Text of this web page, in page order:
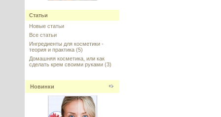
Ectoin (Эктоин), КНР
---------
Фитосфингозин
(Phytosphingosine), Германия,
Evonik
---------
Статьи
Новые статьи
Все статьи
Ингредиенты для косметики -
теория и практика (5)
Домашняя косметика, или как
сделать крем своими руками (3)
Новинки